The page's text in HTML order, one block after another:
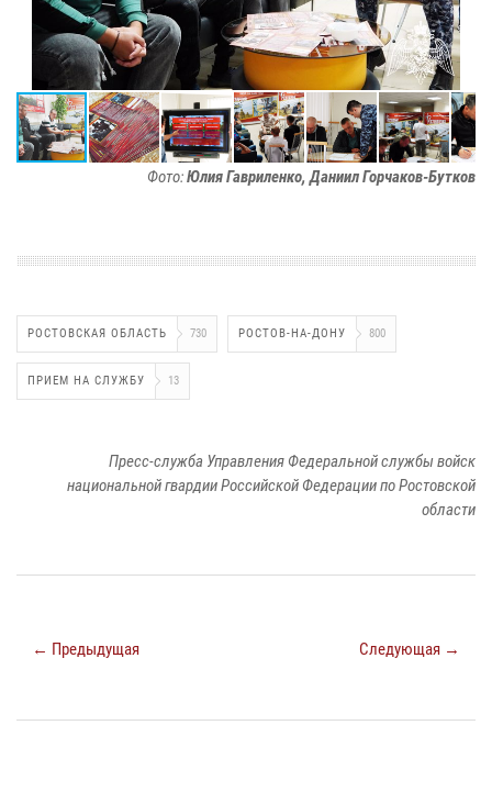
Фото:Юлия Гавриленко, Даниил Горчаков-Бутков
РОСТОВСКАЯ ОБЛАСТЬ 730 РОСТОВ-НА-ДОНУ 800
ПРИЕМ НА СЛУЖБУ 13
Пресс-служба Управления Федеральной службы войск
национальной гвардии Российской Федерации по Ростовской
области
← Предыдущая Следующая →